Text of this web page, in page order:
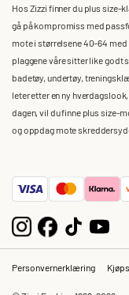
Hos Zizzi finner du plus size-
gå på kompromiss med
mote i størrelsene 40–64
plaggene våre sitter like godt
badetøy, undertøy,
leter etter en ny
dagen, vil du finne plus size-
og oppdag mote
Personvernerklæring